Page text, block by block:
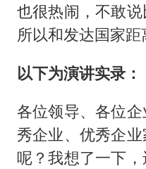
也很热闹，不敢说
所以和发达国家距
以下为演讲实录：
各位领导、各位
秀企业、优秀企
呢？我想了一下